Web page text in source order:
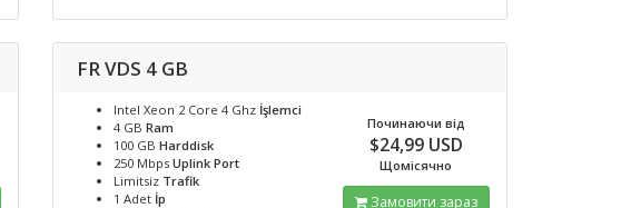
FR VDS 4 GB
Intel Xeon 2 Core 4 Ghz İşlemci
4 GBRam
100 GBHarddisk
250 MbpsUplink Port
Limitsiz Trafik
1 Adet İp
Починаючи від
$24,99 USD
Щомісячно
Замовити зараз